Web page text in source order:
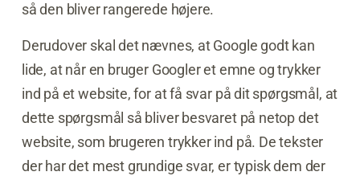
så den bliver rangerede højere.
Derudover skal det nævnes, at Google godt kan
lide, at når en bruger Googler et emne og trykker
ind på et website, for at få svar på dit spørgsmål, at
dette spørgsmål så bliver besvaret på netop det
website, som brugeren trykker ind på. De tekster
der har det mest grundige svar, er typisk dem der